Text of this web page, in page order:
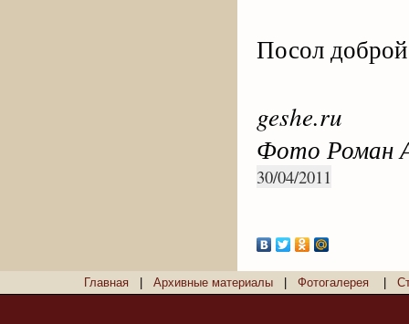
Посол
geshe.ru
Фото Роман
30/04/2011
Главная Архивные материалы Фотогалерея